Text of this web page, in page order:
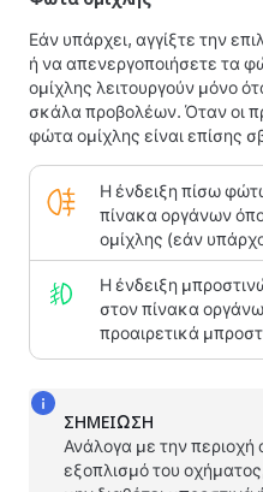
Εάν υπάρχει, αγγίξτε την
ή να απενεργοποιήσετε τα
ομίχλης λειτουργούν μόνο
σκάλα προβολέων. Όταν οι
φώτα ομίχλης είναι επίσης
Η ένδειξη πίσω
πίνακα οργάνων
ομίχλης (εάν
Η ένδειξη
στον πίνακα
προαιρετικά
ΣΗΜΕΊΩΣΗ
Ανάλογα με την περιοχή
εξοπλισμό του